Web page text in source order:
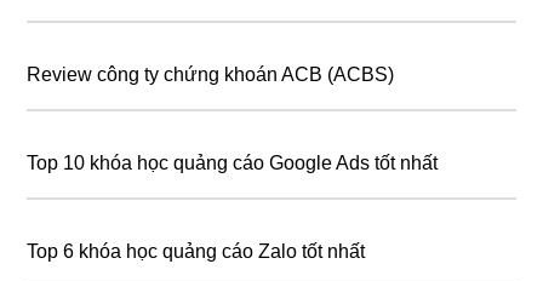
Review công ty chứng khoán ACB (ACBS)
Top 10 khóa học quảng cáo Google Ads tốt nhất
Top 6 khóa học quảng cáo Zalo tốt nhất